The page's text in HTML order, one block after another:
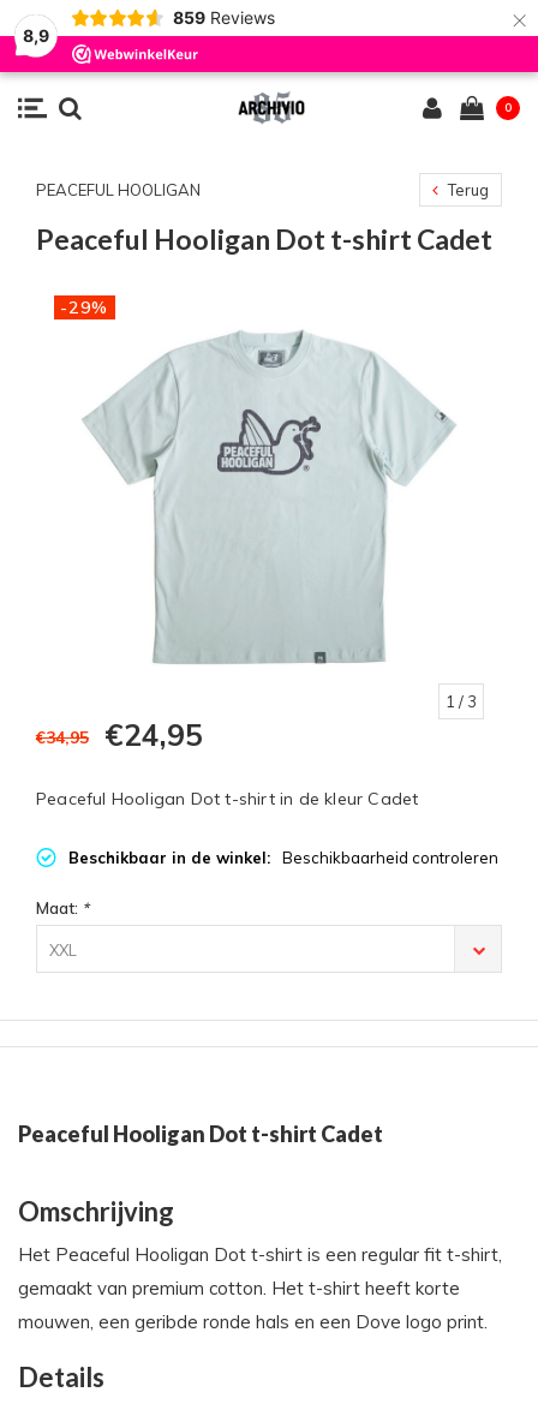
8,9
859 Reviews ×
0
PEACEFUL HOOLIGAN Terug
Peaceful Hooligan Dot t-shirt Cadet
-29%
1 / 3
€34,95 €24,95
Peaceful Hooligan Dot t-shirt in de kleur Cadet
Beschikbaar in de winkel: Beschikbaarheid controleren
Maat: *
XXL
Peaceful Hooligan Dot t-shirt Cadet
Omschrijving
Het Peaceful Hooligan Dot t-shirt is een regular fit t-shirt,
gemaakt van premium cotton. Het t-shirt heeft korte
mouwen, een geribde ronde hals en een Dove logo print.
Details